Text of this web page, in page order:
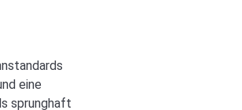
eine
sprunghaft